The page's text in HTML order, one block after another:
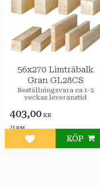
56x270 Limträbalk
Gran GL28CS
Beställningsvara ca 1-2
veckas leveranstid
403,00 KR
/LPM
Lägg till i favoriter
KÖP